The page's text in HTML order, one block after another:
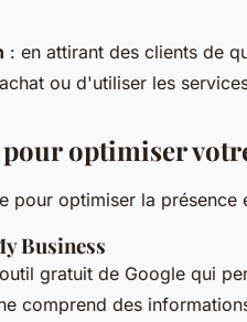
: en attirant des clients de
ou d'utiliser les
pour optimiser
pour optimiser la présence
Business
gratuit de Google qui
comprend des